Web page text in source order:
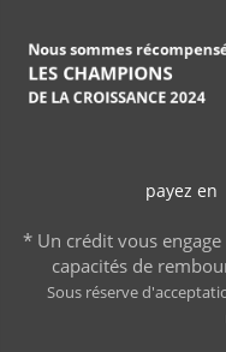
payez en
* Un crédit vous
capacités de
Sous réserve